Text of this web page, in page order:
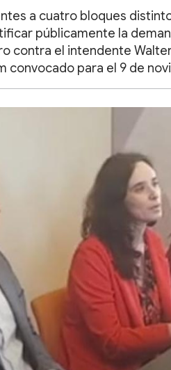
a cuatro bloques
públicamente la
contra el intendente
convocado para el 9 de